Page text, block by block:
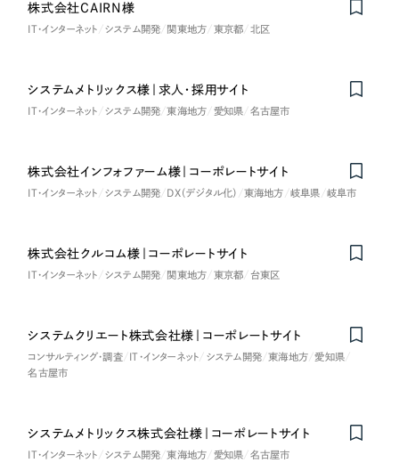
株式会社CAIRN様
IT・インターネット システム開発 関東地方 東京都 北区
システムメトリックス様｜求人・採用サイト
IT・インターネット システム開発 東海地方 愛知県 名古屋市
株式会社インフォファーム様｜コーポレートサイト
IT・インターネット システム開発 DX（デジタル化） 東海地方 岐阜県 岐阜市
Nominee
株式会社クルコム様｜コーポレートサイト
IT・インターネット システム開発 関東地方 東京都 台東区
システムクリエート株式会社様｜コーポレートサイト
コンサルティング・調査 IT・インターネット システム開発 東海地方
愛知県
名古屋市
システムメトリックス株式会社様｜コーポレートサイト
IT・インターネット システム開発 東海地方 愛知県 名古屋市